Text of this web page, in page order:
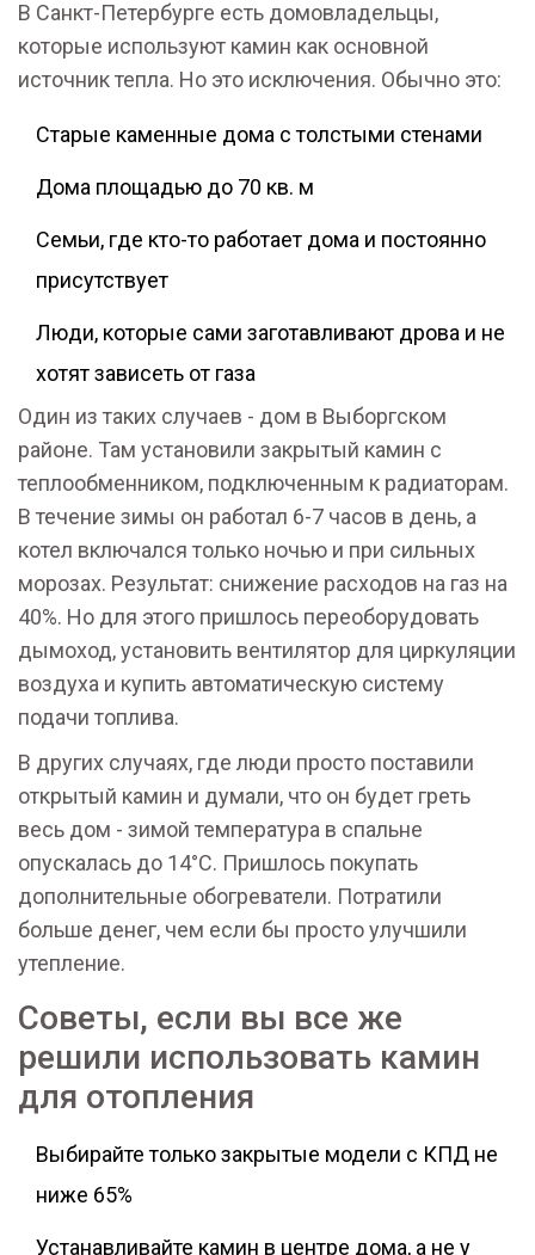
В Санкт-Петербурге есть домовладельцы,
которые используют камин как основной
источник тепла. Но это исключения. Обычно это:
Старые каменные дома с толстыми стенами
Дома площадью до 70 кв. м
Семьи, где кто-то работает дома и постоянно
присутствует
Люди, которые сами заготавливают дрова и не
хотят зависеть от газа
Один из таких случаев - дом в Выборгском
районе. Там установили закрытый камин с
теплообменником, подключенным к радиаторам.
В течение зимы он работал 6-7 часов в день, а
котел включался только ночью и при сильных
морозах. Результат: снижение расходов на газ на
40%. Но для этого пришлось переоборудовать
дымоход, установить вентилятор для циркуляции
воздуха и купить автоматическую систему
подачи топлива.
В других случаях, где люди просто поставили
открытый камин и думали, что он будет греть
весь дом - зимой температура в спальне
опускалась до 14°C. Пришлось покупать
дополнительные обогреватели. Потратили
больше денег, чем если бы просто улучшили
утепление.
Советы, если вы все же
решили использовать камин
для отопления
Выбирайте только закрытые модели с КПД не
ниже 65%
Устанавливайте камин в центре дома, а не у